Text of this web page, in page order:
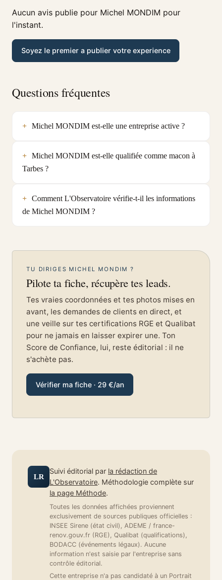
Aucun avis publie pour Michel MONDIM pour
l'instant.
Soyez le premier a publier votre experience
Questions fréquentes
Michel MONDIM est-elle une entreprise active ?
Michel MONDIM est-elle qualifiée comme macon à
Tarbes ?
Comment L'Observatoire vérifie-t-il les informations
de Michel MONDIM ?
TU DIRIGES MICHEL MONDIM ?
Pilote ta fiche, récupère tes leads.
Tes vraies coordonnées et tes photos mises en
avant, les demandes de clients en direct, et
une veille sur tes certifications RGE et Qualibat
pour ne jamais en laisser expirer une. Ton
Score de Confiance, lui, reste éditorial : il ne
s'achète pas.
Vérifier ma fiche · 29 €/an
LR
Suivi éditorial par la rédaction de
L'Observatoire. Méthodologie complète sur
la page Méthode.
Toutes les données affichées proviennent
exclusivement de sources publiques officielles :
INSEE Sirene (état civil), ADEME / france-
renov.gouv.fr (RGE), Qualibat (qualifications),
BODACC (événements légaux). Aucune
information n'est saisie par l'entreprise sans
contrôle éditorial.
Cette entreprise n'a pas candidaté à un Portrait